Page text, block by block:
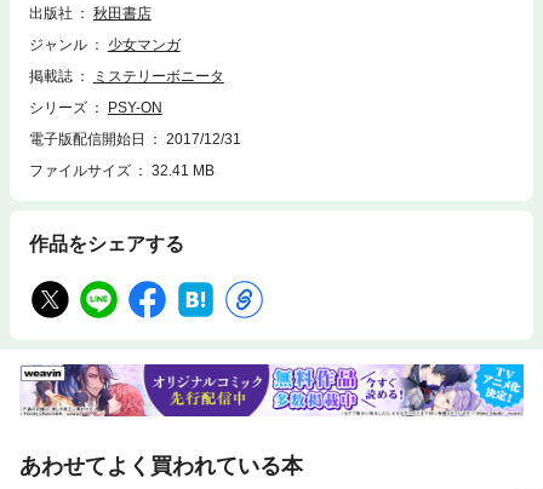
出版社
秋田書店
ジャンル
少女マンガ
掲載誌
ミステリーボニータ
シリーズ
PSY-ON
電子版配信開始日
2017/12/31
ファイルサイズ
32.41 MB
作品をシェアする
あわせてよく買われている本